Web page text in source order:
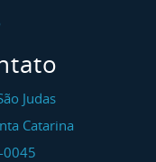
Judas
Catarina
0045